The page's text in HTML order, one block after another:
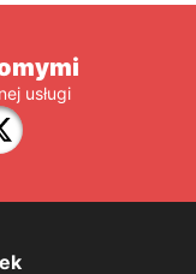
usługi